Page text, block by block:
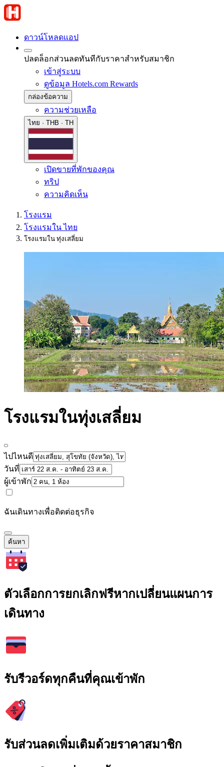
ดาวน์โหลดแอป
ปลดล็อกส่วนลดทันทีกับราคาสำหรับสมาชิก
เข้าสู่ระบบ
ดูข้อมูล Hotels.com Rewards
กล่องข้อความ
ความช่วยเหลือ
ไทย · THB · TH
เปิดขายที่พักของคุณ
ทริป
ความคิดเห็น
โรงแรม
โรงแรมใน ไทย
โรงแรมใน ทุ่งเสลี่ยม
โรงแรมในทุ่งเสลี่ยม
ไปไหนดี
วันที่
ผู้เข้าพัก
ฉันเดินทางเพื่อติดต่อธุรกิจ
ค้นหา
ตัวเลือกการยกเลิกฟรีหากเปลี่ยนแผนการ
เดินทาง
รับรีวอร์ดทุกคืนที่คุณเข้าพัก
รับส่วนลดเพิ่มเติมด้วยราคาสมาชิก